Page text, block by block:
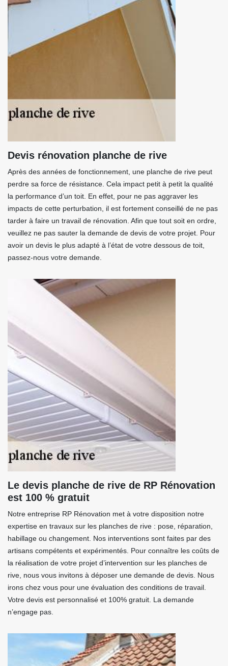
Devis rénovation planche de rive
Après des années de fonctionnement, une planche de rive peut
perdre sa force de résistance. Cela impact petit à petit la qualité
la performance d’un toit. En effet, pour ne pas aggraver les
impacts de cette perturbation, il est fortement conseillé de ne pas
tarder à faire un travail de rénovation. Afin que tout soit en ordre,
veuillez ne pas sauter la demande de devis de votre projet. Pour
avoir un devis le plus adapté à l’état de votre dessous de toit,
passez-nous votre demande.
Le devis planche de rive de RP Rénovation
est 100 % gratuit
Notre entreprise RP Rénovation met à votre disposition notre
expertise en travaux sur les planches de rive : pose, réparation,
habillage ou changement. Nos interventions sont faites par des
artisans compétents et expérimentés. Pour connaître les coûts de
la réalisation de votre projet d’intervention sur les planches de
rive, nous vous invitons à déposer une demande de devis. Nous
irons chez vous pour une évaluation des conditions de travail.
Votre devis est personnalisé et 100% gratuit. La demande
n’engage pas.